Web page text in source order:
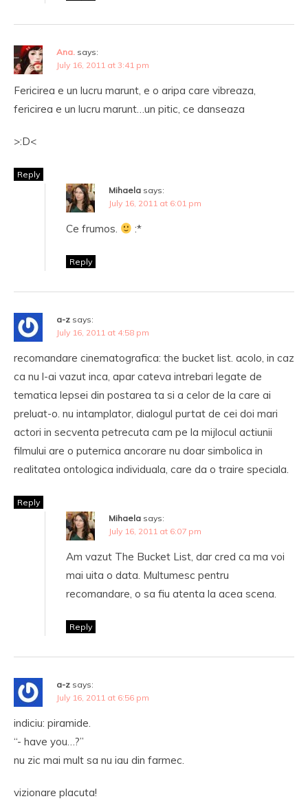
Ana. says:
July 16, 2011 at 3:41 pm
Fericirea e un lucru marunt, e o aripa care vibreaza,
fericirea e un lucru marunt…un pitic, ce danseaza
>:D<
Reply
Mihaela says:
July 16, 2011 at 6:01 pm
Ce frumos. :*
Reply
a-z says:
July 16, 2011 at 4:58 pm
recomandare cinematografica: the bucket list. acolo, in caz
ca nu l-ai vazut inca, apar cateva intrebari legate de
tematica lepsei din postarea ta si a celor de la care ai
preluat-o. nu intamplator, dialogul purtat de cei doi mari
actori in secventa petrecuta cam pe la mijlocul actiunii
filmului are o puternica ancorare nu doar simbolica in
realitatea ontologica individuala, care da o traire speciala.
Reply
Mihaela says:
July 16, 2011 at 6:07 pm
Am vazut The Bucket List, dar cred ca ma voi
mai uita o data. Multumesc pentru
recomandare, o sa fiu atenta la acea scena.
Reply
a-z says:
July 16, 2011 at 6:56 pm
indiciu: piramide.
“- have you…?”
nu zic mai mult sa nu iau din farmec.
vizionare placuta!